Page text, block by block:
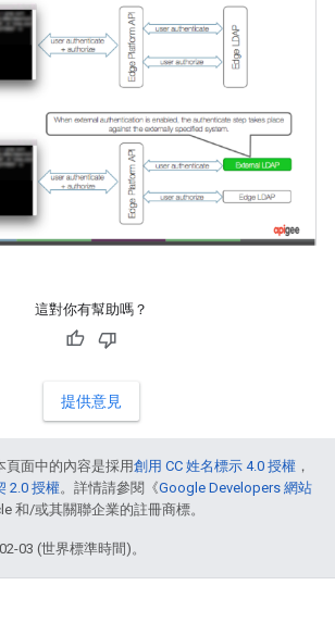
這對你有幫助嗎？
提供意見
頁面中的內容是採用創用 CC 姓名標示 4.0 授權 ，
2.0 授權。詳情請參閱《Google Developers 網站
和/或其關聯企業的註冊商標。
03 (世界標準時間)。